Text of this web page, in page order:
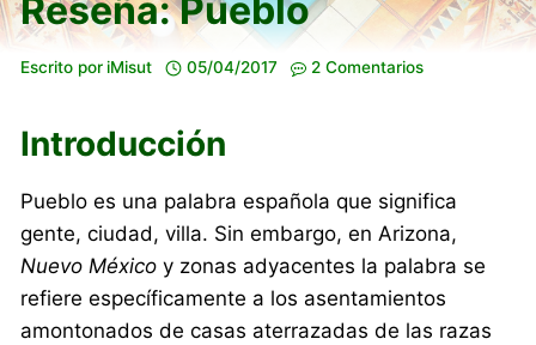
Reseña: Pueblo
Escrito por iMisut 05/04/2017 2 Comentarios
Introducción
Pueblo es una palabra española que significa
gente, ciudad, villa. Sin embargo, en Arizona,
Nuevo México y zonas adyacentes la palabra se
refiere específicamente a los asentamientos
amontonados de casas aterrazadas de las razas